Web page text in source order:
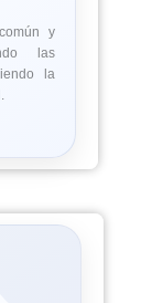
y
las
la